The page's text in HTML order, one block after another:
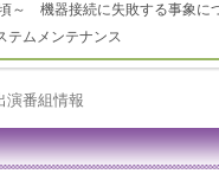
頃～ 機器接続に失敗する事象に
テムメンテナンス
演番組情報